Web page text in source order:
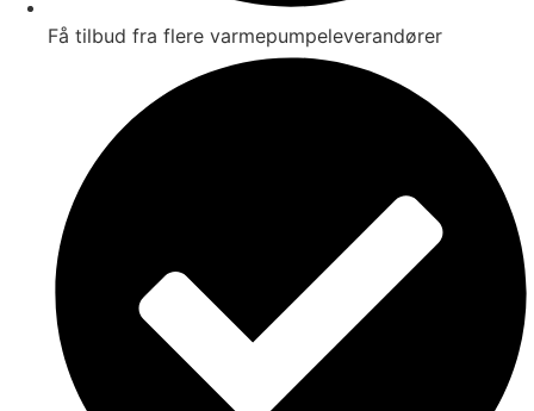
Få tilbud fra flere varmepumpeleverandører